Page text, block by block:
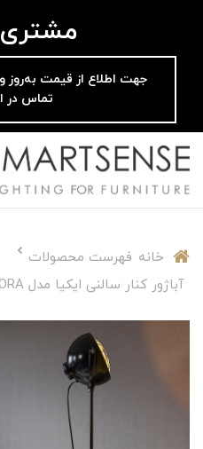
مشتری
جهت اطلاع از قیمت به‌روز
تماس در
خانه فهرست محصولات
آباژور کنار سالنی ایکیا مدل SVARTNORA